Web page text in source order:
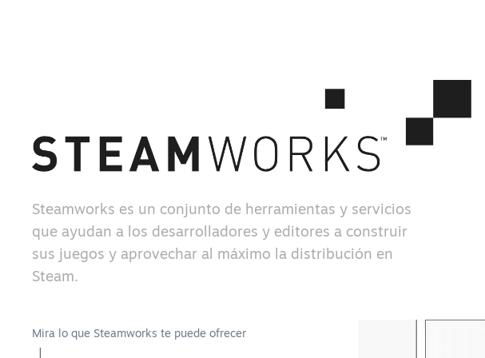
Steamworks es un conjunto de herramientas y servicios
que ayudan a los desarrolladores y editores a construir
sus juegos y aprovechar al máximo la distribución en
Steam.
Mira lo que Steamworks te puede ofrecer